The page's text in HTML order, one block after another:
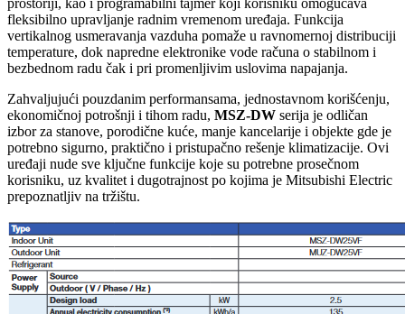
fleksibilno upravljanje radnim vremenom uređaja. Funkcija
vertikalnog usmeravanja vazduha pomaže u ravnomernoj distribuciji
temperature, dok napredne elektronike vode računa o stabilnom i
bezbednom radu čak i pri promenljivim uslovima napajanja.
Zahvaljujući pouzdanim performansama, jednostavnom korišćenju,
ekonomičnoj potrošnji i tihom radu, MSZ-DW serija je odličan
izbor za stanove, porodične kuće, manje kancelarije i objekte gde je
potrebno sigurno, praktično i pristupačno rešenje klimatizacije. Ovi
uređaji nude sve ključne funkcije koje su potrebne prosečnom
korisniku, uz kvalitet i dugotrajnost po kojima je Mitsubishi Electric
prepoznatljiv na tržištu.